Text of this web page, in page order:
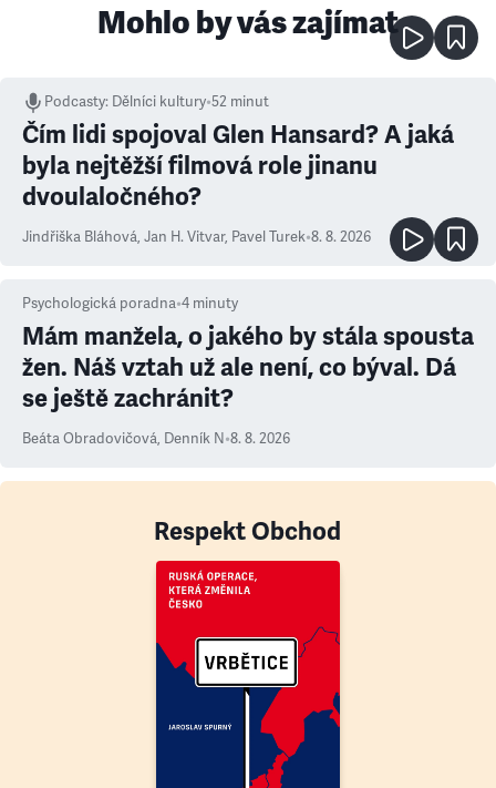
Mohlo by vás zajímat
Podcasty: Dělníci kultury•52 minut
Čím lidi spojoval Glen Hansard? A jaká
byla nejtěžší filmová role jinanu
dvoulaločného?
Jindřiška Bláhová, Jan H. Vitvar, Pavel Turek•8. 8. 2026
Psychologická poradna•4 minuty
Mám manžela, o jakého by stála spousta
žen. Náš vztah už ale není, co býval. Dá
se ještě zachránit?
Beáta Obradovičová, Denník N•8. 8. 2026
Respekt Obchod